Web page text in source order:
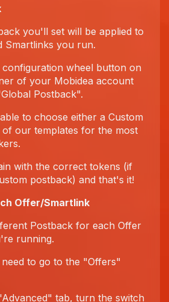
you'll set will be applied to
Smartlinks you run.
wheel button on
of your Mobidea account
Postback".
to choose either a Custom
our templates for the most
with the correct tokens (if
postback) and that's it!
Offer/Smartlink
Postback for each Offer
running.
to go to the "Offers"
tab, turn the switch